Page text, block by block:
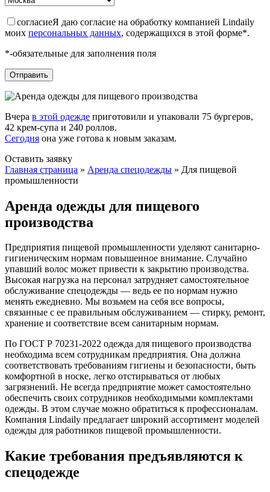
согласиеЯ даю согласие на обработку компанией Lindaily
моих персональных данных, содержащихся в этой форме*.
*-обязательные для заполнения поля
Вчера в этой одежде приготовили и упаковали 75 бургеров,
42 крем-супа и 240 роллов.
Сегодня она уже готова к новым заказам.
Оставить заявку
Главная страница » Аренда спецодежды » Для пищевой
промышленности
Аренда одежды для пищевого
производства
Предприятия пищевой промышленности уделяют санитарно-
гигиеническим нормам повышенное внимание. Случайно
упавший волос может привести к закрытию производства.
Высокая нагрузка на персонал затрудняет самостоятельное
обслуживание спецодежды — ведь ее по нормам нужно
менять ежедневно. Мы возьмем на себя все вопросы,
связанные с ее правильным обслуживанием — стирку, ремонт,
хранение и соответствие всем санитарным нормам.
По ГОСТ Р 70231-2022 одежда для пищевого производства
необходима всем сотрудникам предприятия. Она должна
соответствовать требованиям гигиены и безопасности, быть
комфортной в носке, легко отстирываться от любых
загрязнений. Не всегда предприятие может самостоятельно
обеспечить своих сотрудников необходимыми комплектами
одежды. В этом случае можно обратиться к профессионалам.
Компания Lindaily предлагает широкий ассортимент моделей
одежды для работников пищевой промышленности.
Какие требования предъявляются к
спецодежде